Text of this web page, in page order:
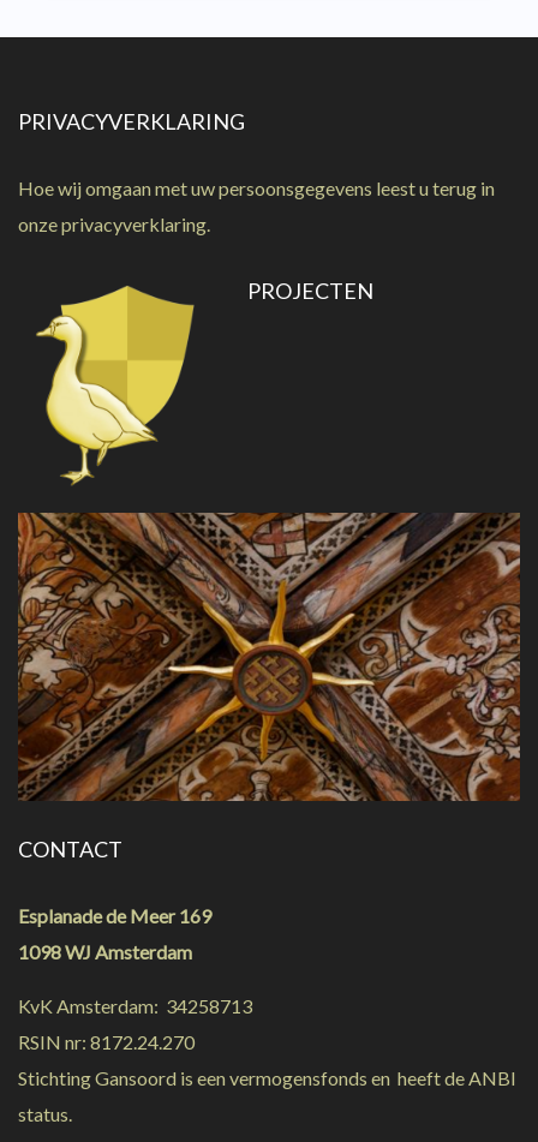
PRIVACYVERKLARING
Hoe wij omgaan met uw persoonsgegevens leest u terug in
onzeprivacyverklaring.
PROJECTEN
CONTACT
Esplanade de Meer 169
1098 WJ Amsterdam
KvK Amsterdam: 34258713
RSIN nr: 8172.24.270
Stichting Gansoord is een vermogensfonds en heeft de ANBI
status.